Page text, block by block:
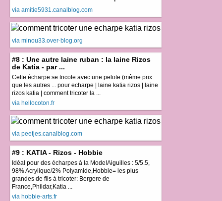
via amitie5931.canalblog.com
via minou33.over-blog.org
#8 : Une autre laine ruban : la laine Rizos
de Katia - par ...
Cette écharpe se tricote avec une pelote (même prix
que les autres ... pour echarpe | laine katia rizos | laine
rizos katia | comment tricoter la ...
via hellocoton.fr
via peetjes.canalblog.com
#9 : KATIA - Rizos - Hobbie
Idéal pour des écharpes à la Mode!Aiguilles : 5/5.5,
98% Acrylique/2% Polyamide,Hobbie= les plus
grandes de fils à tricoter: Bergere de
France,Phildar,Katia ...
via hobbie-arts.fr